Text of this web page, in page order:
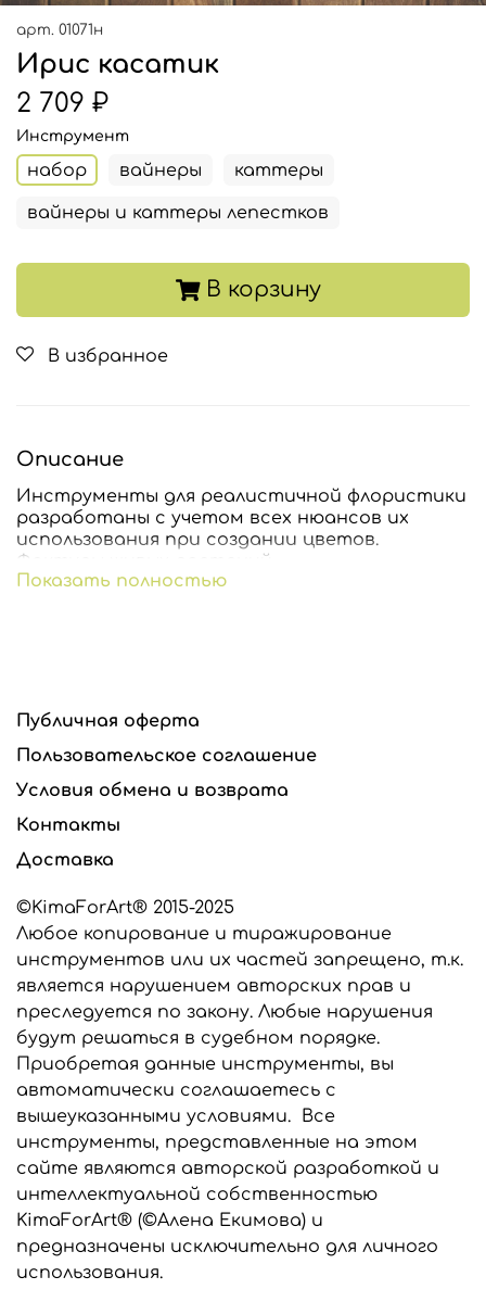
арт. 01071н
Ирис касатик
2 709 ₽
Инструмент
набор вайнеры каттеры
вайнеры и каттеры лепестков
В корзину
В избранное
Описание
Инструменты для реалистичной флористики
разработаны с учетом всех нюансов их
использования при создании цветов.
Фактуры живых растений.
Все инструменты изготавливаются из
высококачественного сырья производства США и
или универсальные вайнеры для работы с глиной и
фоамираном, сообщите об этом в комментарии к
заказу, мы выберем подходящий силикон для
изготовления ваших инструментов.
Все инструменты, представленные в этом
интернет-магазине являются разработкой
©KimaForArt и защищены законом об
авторском праве. Предназначены только для
индивидуального использования. Любое
копирование и тиражирование
инструментов запрещено и преследуется по
закону.
Показать полностью
Публичная оферта
Пользовательское соглашение
Условия обмена и возврата
Контакты
Доставка
©KimaForArt® 2015-2025
Любое копирование и тиражирование
инструментов или их частей запрещено, т.к.
является нарушением авторских прав и
преследуется по закону. Любые нарушения
будут решаться в судебном порядке.
Приобретая данные инструменты, вы
автоматически соглашаетесь с
вышеуказанными условиями. Все
инструменты, представленные на этом
сайте являются авторской разработкой и
интеллектуальной собственностью
KimaForArt® (©Алена Екимова) и
предназначены исключительно для личного
использования.